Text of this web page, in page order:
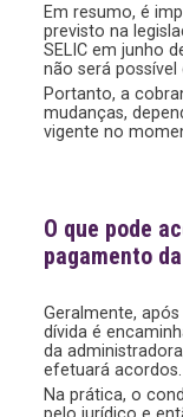
Em resumo, é
previsto na
SELIC em junho
não será possível
Portanto, a
mudanças,
vigente no
O que pode
pagamento
Geralmente,
dívida é
da
efetuará acordos.
Na prática, o